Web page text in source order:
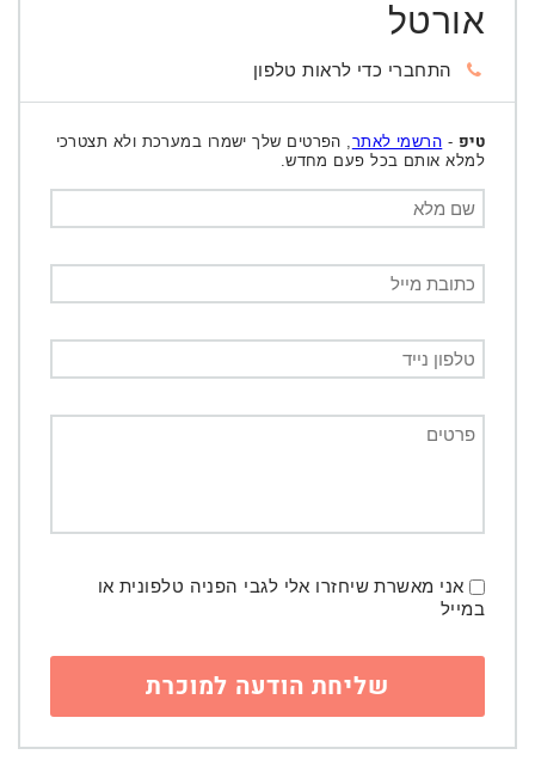
אורטל
התחברי כדי לראות טלפון
טיפ - הרשמי לאתר, הפרטים שלך ישמרו במערכת ולא תצטרכי
למלא אותם בכל פעם מחדש.
אני מאשרת שיחזרו אלי לגבי הפניה טלפונית או
במייל